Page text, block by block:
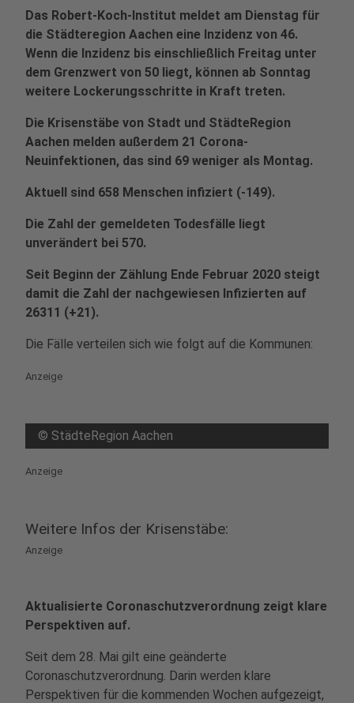
Das Robert-Koch-Institut meldet am Dienstag für
die Städteregion Aachen eine Inzidenz von 46.
Wenn die Inzidenz bis einschließlich Freitag unter
dem Grenzwert von 50 liegt, können ab Sonntag
weitere Lockerungsschritte in Kraft treten.
Die Krisenstäbe von Stadt und StädteRegion
Aachen melden außerdem 21 Corona-
Neuinfektionen, das sind 69 weniger als Montag.
Aktuell sind 658 Menschen infiziert (-149).
Die Zahl der gemeldeten Todesfälle liegt
unverändert bei 570.
Seit Beginn der Zählung Ende Februar 2020 steigt
damit die Zahl der nachgewiesen Infizierten auf
26311 (+21).
Die Fälle verteilen sich wie folgt auf die Kommunen:
Anzeige
© StädteRegion Aachen
Anzeige
Weitere Infos der Krisenstäbe:
Anzeige
Aktualisierte Coronaschutzverordnung zeigt klare
Perspektiven auf.
Seit dem 28. Mai gilt eine geänderte
Coronaschutzverordnung. Darin werden klare
Perspektiven für die kommenden Wochen aufgezeigt,